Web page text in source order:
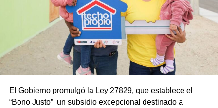
El Gobierno promulgó la Ley 27829, que establece el
“Bono Justo”, un subsidio excepcional destinado a